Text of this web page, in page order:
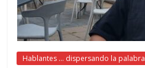
Hablantes ... dispersando la palabra